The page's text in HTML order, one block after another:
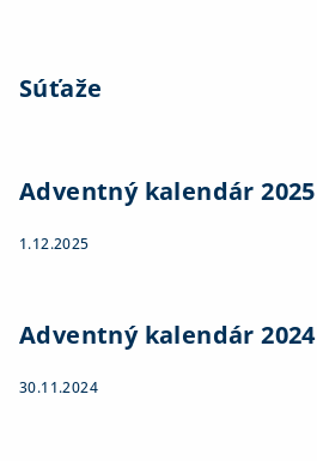
Súťaže
Adventný kalendár 2025
1.12.2025
Adventný kalendár 2024
30.11.2024